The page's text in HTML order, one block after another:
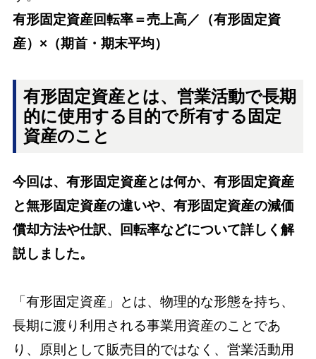
有形固定資産回転率＝売上高／（有形固定資
産）×（期首・期末平均）
有形固定資産とは、営業活動で長期
的に使用する目的で所有する固定
資産のこと
今回は、有形固定資産とは何か、有形固定資産
と無形固定資産の違いや、有形固定資産の減価
償却方法や仕訳、回転率などについて詳しく解
説しました。
「有形固定資産」とは、物理的な形態を持ち、
長期に渡り利用される事業用資産のことであ
り、原則として販売目的ではなく、営業活動用